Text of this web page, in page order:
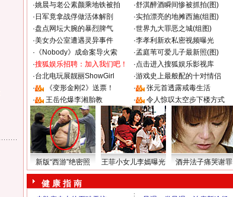
·姚晨与老公素颜乘地铁被拍 ·舒淇醉酒瞬间惨被抓拍(图)
· 日军竟拿战俘做活体解剖 ·实拍漂亮的地摊西施(组图)
·盘点网坛大腕的暴烈脾气 ·世界九大罪恶之城(组图)
·美女办公室遭遇灵异事件 ·李孝利新欢私密视频曝光
· 《Nobody》成命案导火索 ·孟庭苇可爱儿子最新照(图)
·搜狐娱乐招聘：加入我们吧！ ·点击进入搜狐娱乐影视库
·台北电玩展靓丽ShowGirl ·游戏史上最般配的十对情侣
·
《变形金刚2》送票！ ·
张元首透露戒毒生活
·
王岳伦爆李湘胎教 · 令人惊叹太空步下楼方式
新版“西游”绝密照 王菲小女儿李嫣曝光 酒井法子痛哭谢罪
健 康 指 南